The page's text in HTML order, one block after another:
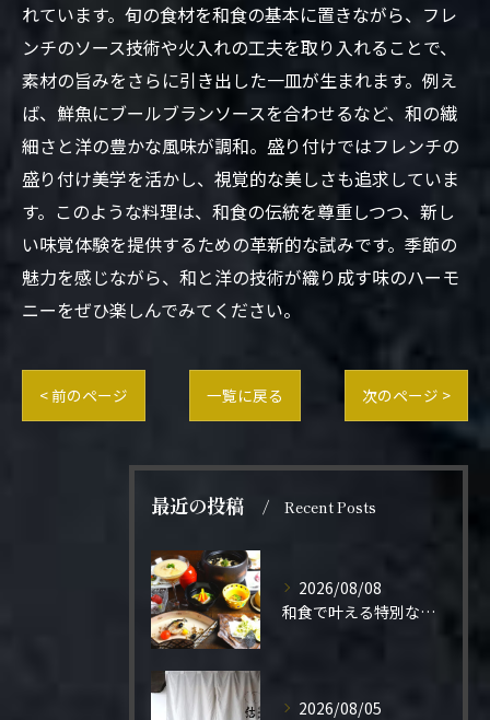
れています。旬の食材を和食の基本に置きながら、フレ
ンチのソース技術や火入れの工夫を取り入れることで、
素材の旨みをさらに引き出した一皿が生まれます。例え
ば、鮮魚にブールブランソースを合わせるなど、和の繊
細さと洋の豊かな風味が調和。盛り付けではフレンチの
盛り付け美学を活かし、視覚的な美しさも追求していま
す。このような料理は、和食の伝統を尊重しつつ、新し
い味覚体験を提供するための革新的な試みです。季節の
魅力を感じながら、和と洋の技術が織り成す味のハーモ
ニーをぜひ楽しんでみてください。
< 前のページ 一覧に戻る 次のページ >
最近の投稿 Recent Posts
2026/08/08
和食で叶える特別なプロポーズ結婚
2026/08/05